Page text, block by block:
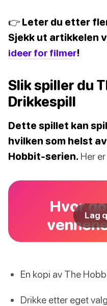
👉 Leter du etter
Sjekk ut artikkelen
ideer for filmer!
Slik spiller du
Drikkespill
Dette spillet kan
hvilken som helst
Hobbit-serien. Her
Hvor
Lag
En kopi av The
Drikke etter eget valg